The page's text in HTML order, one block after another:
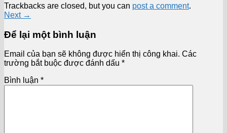
Trackbacks are closed, but you can post a comment.
Next →
Để lại một bình luận
Email của bạn sẽ không được hiển thị công khai. Các
trường bắt buộc được đánh dấu *
Bình luận *